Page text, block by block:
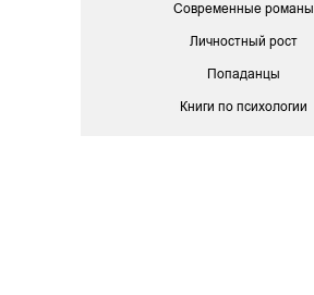
Современные романы
Личностный рост
Попаданцы
Книги по психологии